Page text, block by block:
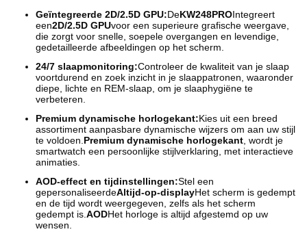
Geïntegreerde 2D/2.5D GPU:DeKW248PROIntegreert
een2D/2.5D GPUvoor een superieure grafische weergave,
die zorgt voor snelle, soepele overgangen en levendige,
gedetailleerde afbeeldingen op het scherm.
24/7 slaapmonitoring:Controleer de kwaliteit van je slaap
voortdurend en zoek inzicht in je slaappatronen, waaronder
diepe, lichte en REM-slaap, om je slaaphygiëne te
verbeteren.
Premium dynamische horlogekant:Kies uit een breed
assortiment aanpasbare dynamische wijzers om aan uw stijl
te voldoen. Premium dynamische horlogekant , wordt je
smartwatch een persoonlijke stijlverklaring, met interactieve
animaties.
AOD-effect en tijdinstellingen:Stel een
gepersonaliseerdeAltijd-op-displayHet scherm is gedempt
en de tijd wordt weergegeven, zelfs als het scherm
gedempt is. AODHet horloge is altijd afgestemd op uw
wensen.